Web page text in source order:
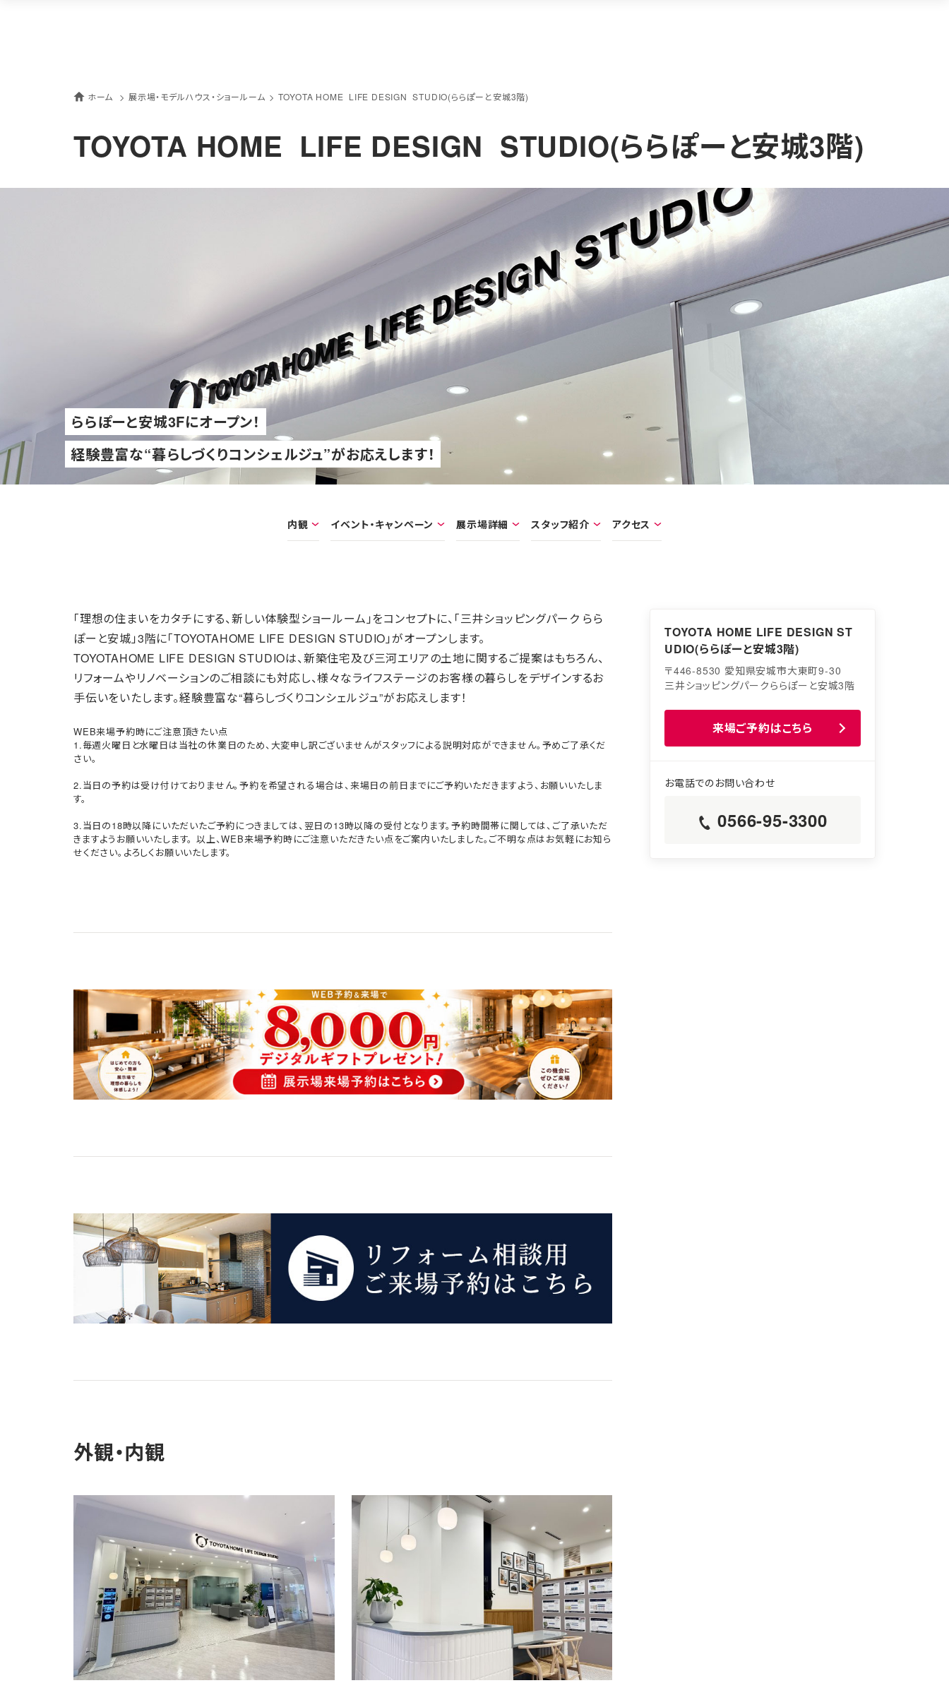
ホーム 展示場・モデルハウス・ショールーム TOYOTA HOME LIFE DESIGN STUDIO(ららぽーと安城3階)
TOYOTA HOME LIFE DESIGN STUDIO(ららぽーと安城3階)
ららぽーと安城3Fにオープン！
経験豊富な“暮らしづくりコンシェルジュ”がお応えします！
内観 イベント・キャンペーン 展示場詳細 スタッフ紹介 アクセス
「理想の住まいをカタチにする、新しい体験型ショールーム」をコンセプトに、「三井ショッピングパーク らら
ぽーと安城」3階に「TOYOTAHOME LIFE DESIGN STUDIO」がオープンします。
TOYOTAHOME LIFE DESIGN STUDIOは、新築住宅及び三河エリアの土地に関するご提案はもちろん、
リフォームやリノベーションのご相談にも対応し、様々なライフステージのお客様の暮らしをデザインするお
手伝いをいたします。経験豊富な“暮らしづくりコンシェルジュ”がお応えします！
WEB来場予約時にご注意頂きたい点
1.毎週火曜日と水曜日は当社の休業日のため、大変申し訳ございませんがスタッフによる説明対応ができません。予めご了承くだ
さい。
2.当日の予約は受け付けておりません。予約を希望される場合は、来場日の前日までにご予約いただきますよう、お願いいたしま
す。
3.当日の18時以降にいただいたご予約につきましては、翌日の13時以降の受付となります。予約時間帯に関しては、ご了承いただ
きますようお願いいたします。 以上、WEB来場予約時にご注意いただきたい点をご案内いたしました。ご不明な点はお気軽にお知ら
せください。よろしくお願いいたします。
外観・内観
TOYOTA HOME LIFE DESIGN ST
UDIO(ららぽーと安城3階)
〒446-8530 愛知県安城市大東町9-30
三井ショッピングパークららぽーと安城3階
来場ご予約はこちら
0566-95-3300